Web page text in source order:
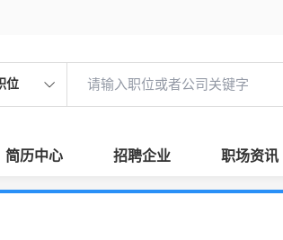
位
简历中心 招聘企业 职场资讯